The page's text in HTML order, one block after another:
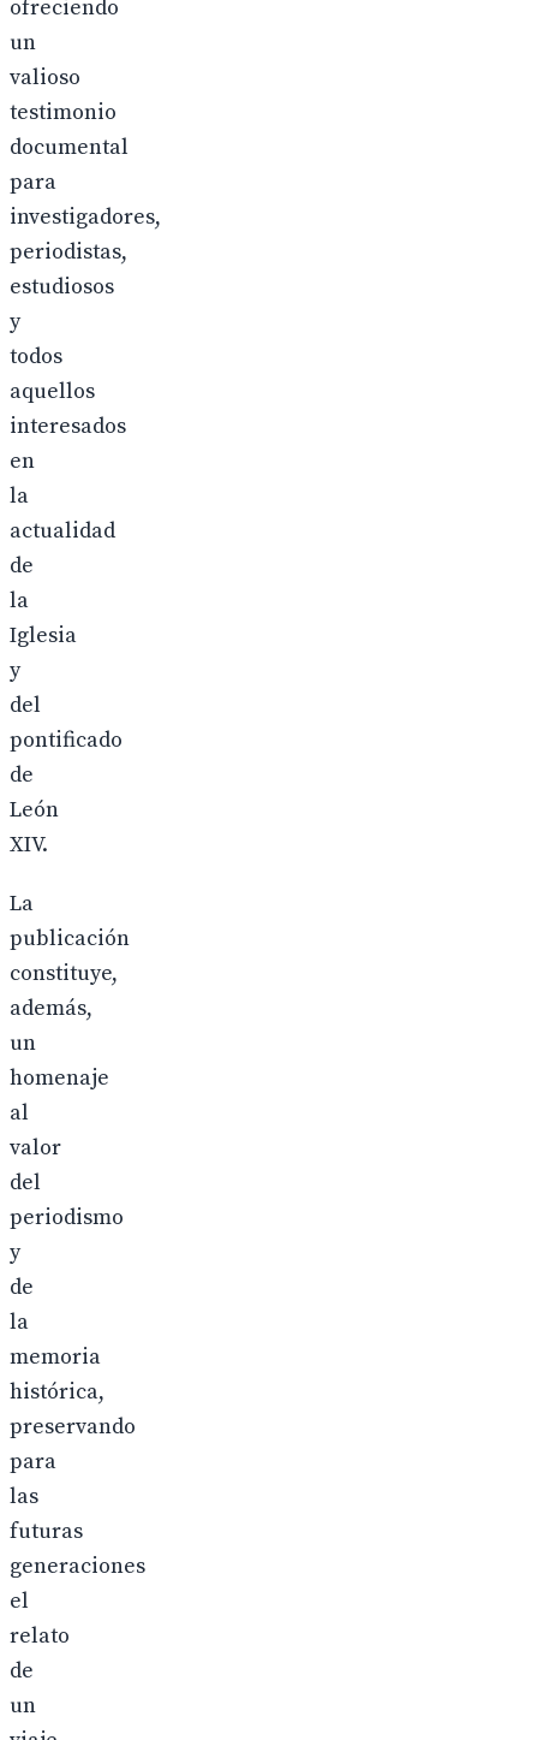
ofreciendo
un
valioso
testimonio
documental
para
investigadores,
periodistas,
estudiosos
y
todos
aquellos
interesados
en
la
actualidad
de
la
Iglesia
y
del
pontificado
de
León
XIV.
La
publicación
constituye,
además,
un
homenaje
al
valor
del
periodismo
y
de
la
memoria
histórica,
preservando
para
las
futuras
generaciones
el
relato
de
un